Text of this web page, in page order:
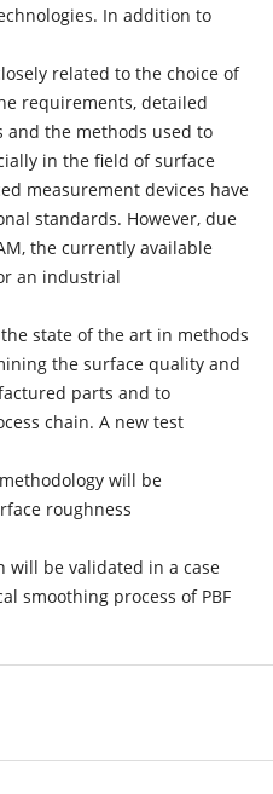
In addition to
related to the choice of
requirements, detailed
the methods used to
in the field of surface
measurement devices have
standards. However, due
the currently available
an industrial
state of the art in methods
the surface quality and
parts and to
chain. A new test
will be
roughness
will be validated in a case
smoothing process of PBF